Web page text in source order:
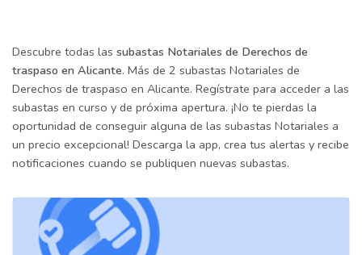
Descubre todas las subastas Notariales de Derechos de
traspaso en Alicante. Más de 2 subastas Notariales de
Derechos de traspaso en Alicante. Regístrate para acceder a las
subastas en curso y de próxima apertura. ¡No te pierdas la
oportunidad de conseguir alguna de las subastas Notariales a
un precio excepcional! Descarga la app, crea tus alertas y recibe
notificaciones cuando se publiquen nuevas subastas.